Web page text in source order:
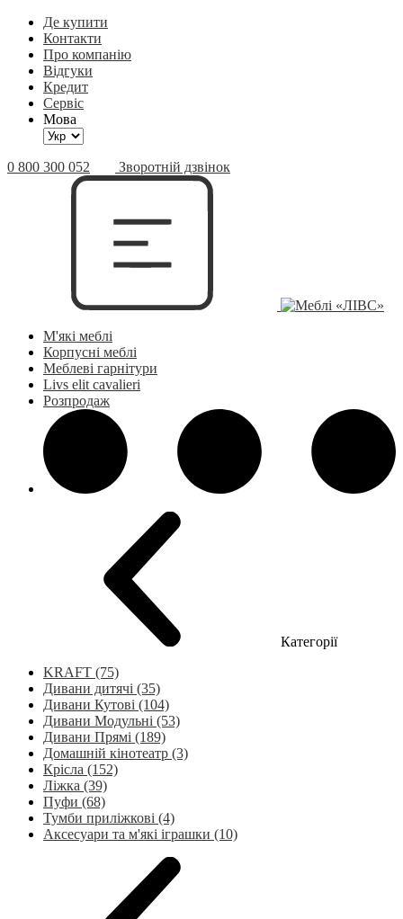
Де купити
Контакти
Про компанію
Відгуки
Кредит
Сервіс
Мова
0 800 300 052 Зворотній дзвінок
М'які меблі
Корпусні меблі
Меблеві гарнітури
Livs elit cavalieri
Розпродаж
Категорії
KRAFT (75)
Дивани дитячі (35)
Дивани Кутові (104)
Дивани Модульні (53)
Дивани Прямі (189)
Домашній кінотеатр (3)
Крісла (152)
Ліжка (39)
Пуфи (68)
Тумби приліжкові (4)
Аксесуари та м'які іграшки (10)